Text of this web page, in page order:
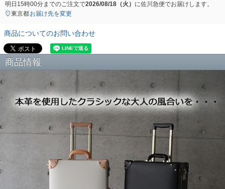
明日 15時00分までのご注文で2026/08/18（火） に佐川急便でお届けします。
東京都お届け先を変更
商品についてのお問い合わせ
商品情報